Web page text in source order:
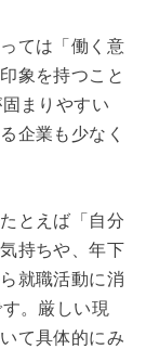
ては「働く意
象を持つこと
まりやすい
企業も少なく
とえば「自分
持ちや、年下
就職活動に消
。厳しい現
て具体的にみ